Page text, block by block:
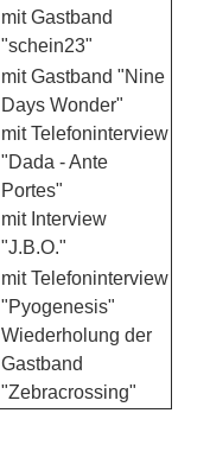
mit Gastband
"schein23"
mit Gastband "Nine
Days Wonder"
mit Telefoninterview
"Dada - Ante
Portes"
mit Interview
"J.B.O."
mit Telefoninterview
"Pyogenesis"
Wiederholung der
Gastband
"Zebracrossing"